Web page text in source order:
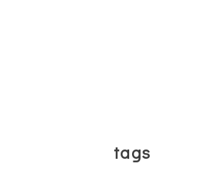
tags